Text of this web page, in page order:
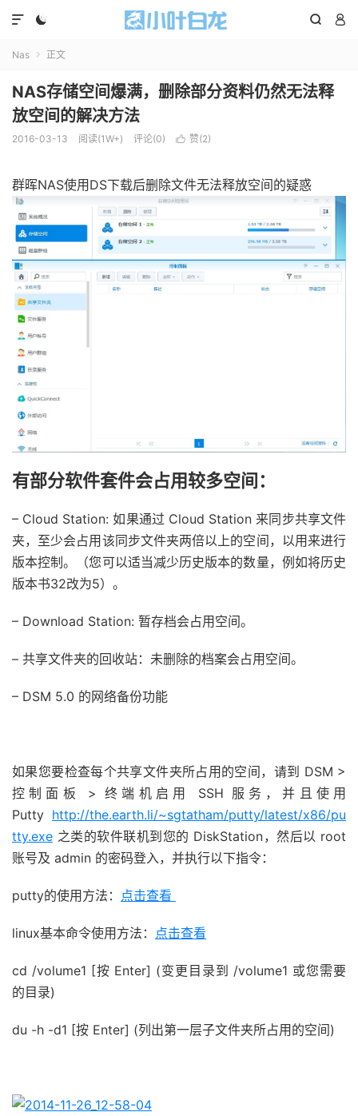
  

Nas  正文
NAS存储空间爆满，删除部分资料仍然无法释
放空间的解决方法
2016-03-13 阅读(1W+) 评论(0)  赞(2)
群晖NAS使用DS下载后删除文件无法释放空间的疑惑
有部分软件套件会占用较多空间：
– Cloud Station: 如果通过 Cloud Station 来同步共享文件
夹，至少会占用该同步文件夹两倍以上的空间，以用来进行
版本控制。（您可以适当减少历史版本的数量，例如将历史
版本书32改为5）。
– Download Station: 暂存档会占用空间。
– 共享文件夹的回收站：未删除的档案会占用空间。
– DSM 5.0 的网络备份功能
如果您要检查每个共享文件夹所占用的空间，请到 DSM >
控制面板 > 终端机启用 SSH 服务，并且使用
Putty http://the.earth.li/~sgtatham/putty/latest/x86/pu
tty.exe 之类的软件联机到您的 DiskStation，然后以 root
账号及 admin 的密码登入，并执行以下指令：
putty的使用方法： 点击查看
linux基本命令使用方法： 点击查看
cd /volume1 [按 Enter] (变更目录到 /volume1 或您需要
的目录)
du -h -d1 [按 Enter] (列出第一层子文件夹所占用的空间)